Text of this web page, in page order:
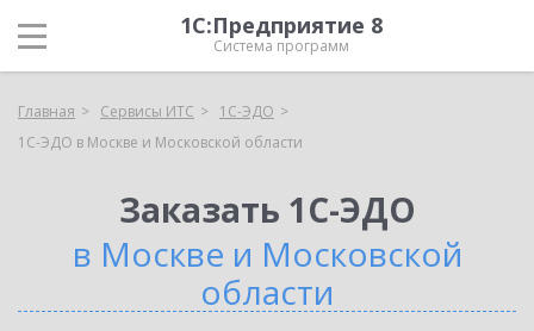
1С:Предприятие 8
Система программ
Главная Сервисы ИТС
1С-ЭДО
1С-ЭДО в Москве и Московской области
Заказать 1С-ЭДО
в Москве и Московской
области